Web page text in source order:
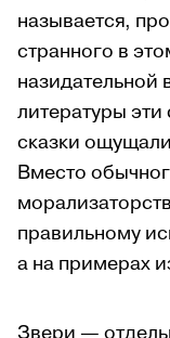
называется,
странного в
назидательной
литературы
сказки
Вместо
правильному
а на примерах